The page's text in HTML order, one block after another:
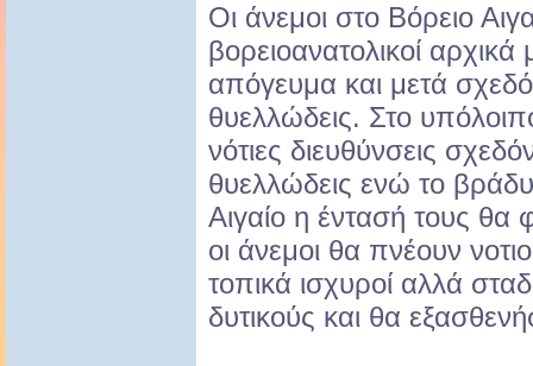
Οι άνεμοι στο Βόρειο
βορειοανατολικοί αρχικά
απόγευμα και μετά
θυελλώδεις. Στο
νότιες διευθύνσεις
θυελλώδεις ενώ το
Αιγαίο η έντασή τους θα
οι άνεμοι θα πνέουν
τοπικά ισχυροί αλλά
δυτικούς και θα